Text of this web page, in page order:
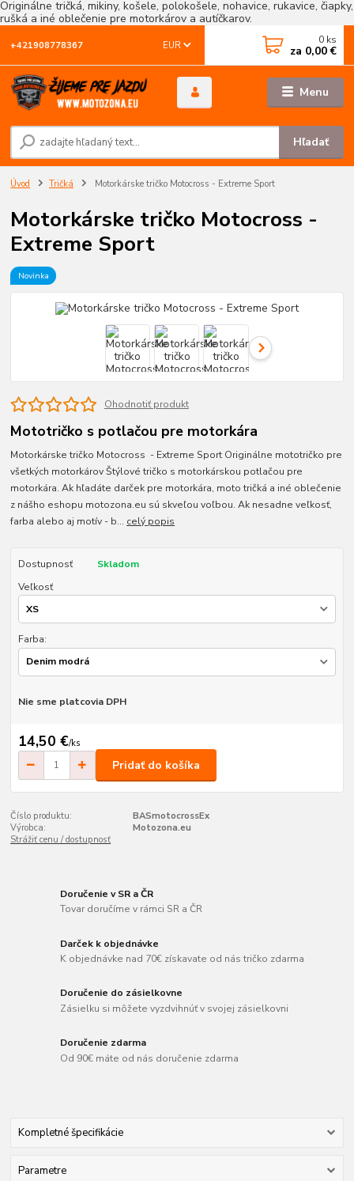
Originálne tričká, mikiny, košele, polokošele, nohavice, rukavice, čiapky,
rušká a iné oblečenie pre motorkárov a autíčkarov.
Menu
EUR
Hľadať
+421908778367 0 ks
za 0,00 €
Úvod Tričká Motorkárske tričko Motocross - Extreme Sport
Motorkárske tričko Motocross -
Extreme Sport
Novinka
Ohodnotiť produkt
Mototričko s potlačou pre motorkára
Motorkárske tričko Motocross - Extreme Sport Originálne mototričko pre
všetkých motorkárov Štýlové tričko s motorkárskou potlačou pre
motorkára. Ak hľadáte darček pre motorkára, moto tričká a iné oblečenie
z nášho eshopu motozona.eu sú skveľou voľbou. Ak nesadne veľkosť,
farba alebo aj motív - b... celý popis
Dostupnosť
Skladom
Veľkosť
Farba:
Nie sme platcovia DPH
14,50 €/ks
Pridať do košíka
Číslo produktu:
BASmotocrossEx
Výrobca:
Motozona.eu
Strážiť cenu / dostupnosť
Doručenie v SR a ČR
Tovar doručíme v rámci SR a ČR
Darček k objednávke
K objednávke nad 70€ získavate od nás tričko zdarma
Doručenie do zásielkovne
Zásielku si môžete vyzdvihnúť v svojej zásielkovni
Doručenie zdarma
Od 90€ máte od nás doručenie zdarma
Kompletné špecifikácie
Parametre